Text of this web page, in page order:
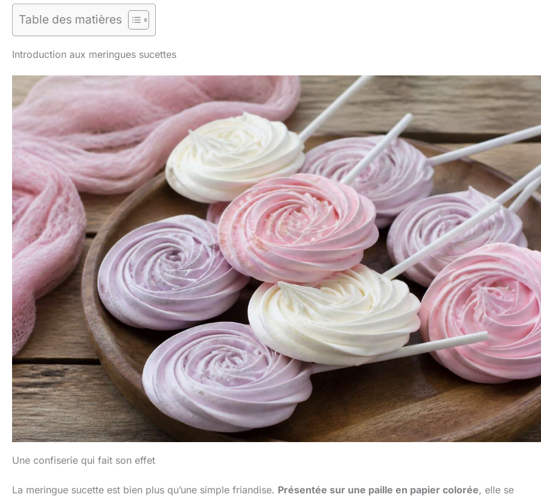
Table des matières
Introduction aux meringues sucettes
Une confiserie qui fait son effet
La meringue sucette est bien plus qu’une simple friandise. Présentée sur une paille en papier colorée, elle se